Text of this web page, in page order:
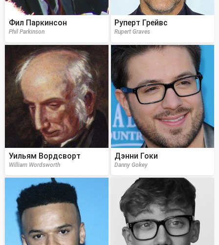
Фил Паркинсон
Phil Parkinson
Руперт Грейвс
Rupert Graves
Уильям Вордсворт
William Wordsworth
Дэнни Гоки
Danny Gokey